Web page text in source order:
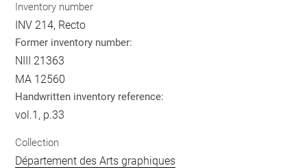
Inventory number
INV 214, Recto
Former inventory number:
NIII 21363
MA 12560
Handwritten inventory reference:
vol.1, p.33
Collection
Département des Arts graphiques